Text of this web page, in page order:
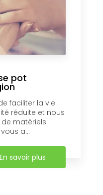
pot
faciliter la vie
réduite et nous
matériels
a...
En savoir plus